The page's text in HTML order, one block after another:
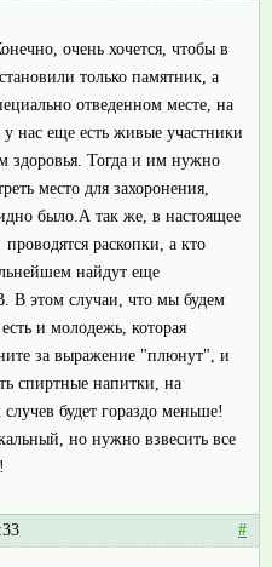
очень хочется, чтобы в
только памятник, а
отведенном месте, на
нас еще есть живые участники
здоровья. Тогда и им нужно
место для захоронения,
было.А так же, в настоящее
раскопки, а кто
найдут еще
В этом случаи, что мы будем
и молодежь, которая
за выражение "плюнут", и
спиртные напитки, на
будет гораздо меньше!
но нужно взвесить все
#